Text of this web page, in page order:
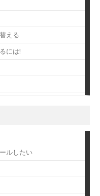
える
には!
ルしたい